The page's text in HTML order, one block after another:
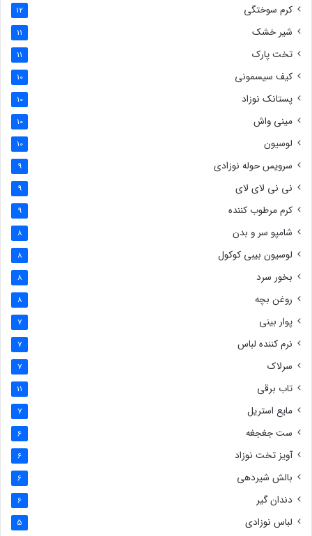
کرم سوختگی 12
شیر خشک 11
تخت پارک 11
کیف سیسمونی 10
پستانک نوزاد 10
مینی واش 10
لوسیون 10
سرویس حوله نوزادی 9
نی نی لای لای 9
کرم مرطوب کننده 9
شامپو سر و بدن 8
لوسیون بیبی کوکول 8
بخور سرد 8
روغن بچه 8
پوار بینی 7
نرم کننده لباس 7
سرلاک 7
تاب برقی 11
مایع استریل 7
ست جغجغه 6
آویز تخت نوزاد 6
بالش شیردهی 6
دندان گیر 6
لباس نوزادی 5